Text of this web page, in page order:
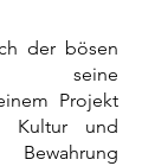
der bösen
seine
Projekt
Kultur und